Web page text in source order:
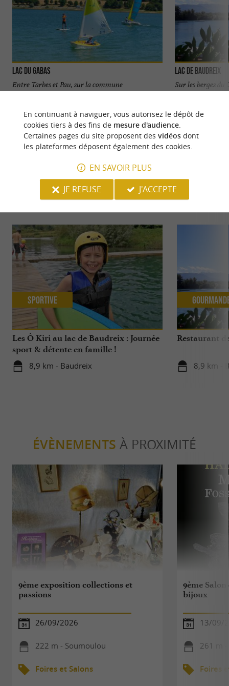
Lac du Gabas
Entre Tarbes et Pau, sur la commune
d'Eslourenties-Daban, le Lac du Gabas est à
4,7 km - Eslourenties-Daban
Lac De Baudreix
Sur les berges du
se situe dans un
NOUS AVONS TESTÉPOUR VOUS
Les Ô Kiri au lac de Baudreix : Journée
sport & détente en famille !
8,9 km - Baudreix
Sportive
Restaurant
8,9 km -
ÉVÈNEMENTS À PROXIMITÉ
9ème exposition collections et
passions
26/09/2026
222 m - Soumoulou
Foires et Salons
9ème
bijoux
13/09/
261 m
Foires
En continuant à naviguer, vous autorisez le dépôt de
cookies tiers à des fins de mesure d'audience.
Certaines pages du site proposent des vidéosdont
les plateformes déposent également des cookies.
EN SAVOIR PLUS
JE REFUSE
J'ACCEPTE